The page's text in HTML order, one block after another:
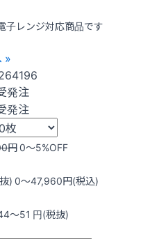
子レンジ対応商品です
»
発注
発注
円0〜5%OFF
)0〜47,960円(税込)
〜51 円(税抜)